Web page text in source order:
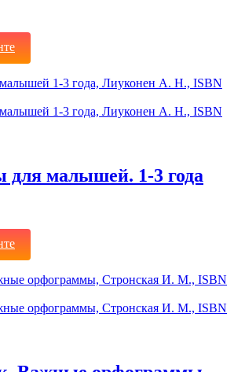
малышей. 1-3 года